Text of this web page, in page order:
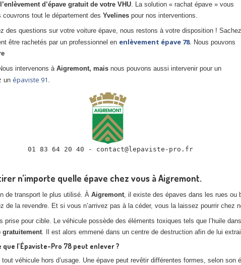
l’enlèvement d’épave gratuit de votre VHU. La solution « rachat épave » vous
tout le département des Yvelines pour nos interventions.
des questions sur votre voiture épave, nous restons à votre disposition ! Sachez
être rachetés par un professionnel en enlèvement épave 78. Nous pouvons
intervenons à Aigremont, mais nous pouvons aussi intervenir pour un
un épaviste 91 .
01 83 64 20 40 - contact@lepaviste-pro.fr
n’importe quelle épave chez vous à Aigremont.
de transport le plus utilisé. À Aigremont, il existe des épaves dans les rues ou
de la revendre. Et si vous n’arrivez pas à la céder, vous la laissez pourrir chez
prise pour cible. Le véhicule possède des éléments toxiques tels que l’huile
gratuitement. Il est alors emmené dans un centre de destruction afin de lui
l’Épaviste-Pro 78 peut enlever ?
tout véhicule hors d’usage. Une épave peut revêtir différentes formes, selon